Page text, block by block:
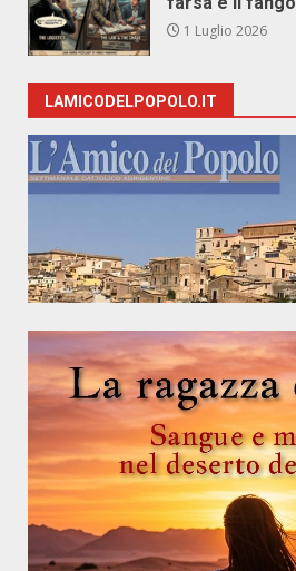
1 Luglio 2026
LAMICODELPOPOLO.IT